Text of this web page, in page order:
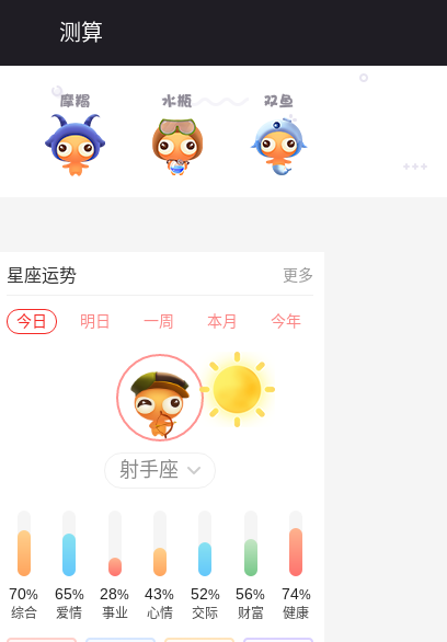
测算
星座运势 更多
今日 明日 一周 本月 今年
射手座
70%
综合
65%
爱情
28%
事业
43%
心情
52%
交际
56%
财富
74%
健康